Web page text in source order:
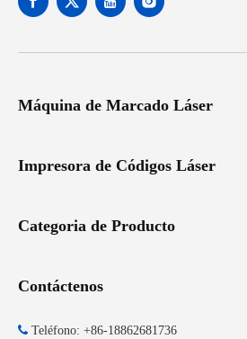
Máquina de Marcado Láser
Impresora de Códigos Láser
Categoria de Producto
Contáctenos
 Teléfono: +86-18862681736